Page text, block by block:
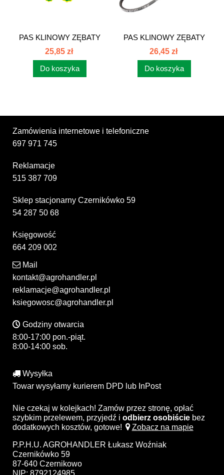
PAS KLINOWY ZĘBATY
AVX13x1350...
25,85 zł
Do koszyka
PAS KLINOWY ZĘBATY
AVX13x1275...
26,45 zł
Do koszyka
Zamówienia internetowe i telefoniczne
697 971 745
Reklamacje
515 387 709
Sklep stacjonarny Czernikówko 59
54 287 50 68
Księgowość
664 209 002
Mail
kontakt@agrohandler.pl
reklamacje@agrohandler.pl
ksiegowosc@agrohandler.pl
Godziny otwarcia
8:00-17:00 pon.-piąt.
8:00-14:00 sob.
Wysyłka
Towar wysyłamy kurierem DPD lub InPost
Nie czekaj w kolejkach! Zamów przez stronę, opłać
szybkim przelewem, przyjedź i odbierz osobiście bez
dodatkowych kosztów, gotowe!
Zobacz na mapie
P.P.H.U. AGROHANDLER Łukasz Woźniak
Czernikówko 59
87-640 Czernikowo